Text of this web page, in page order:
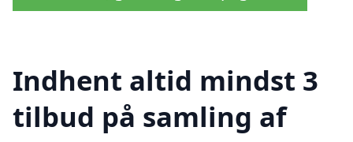
Indhent altid mindst 3
tilbud på samling af